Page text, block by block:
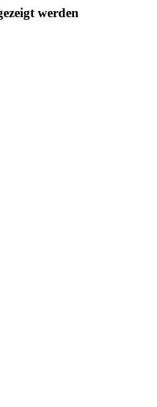
werden